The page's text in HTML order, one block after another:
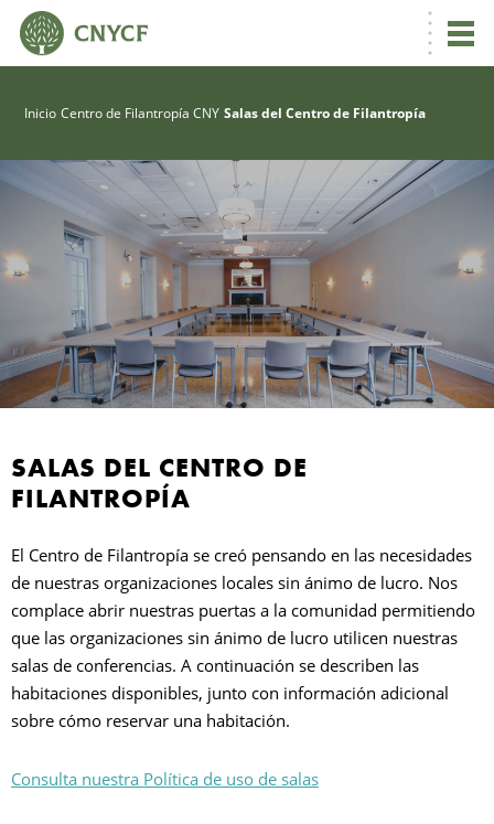
Inicio Centro de Filantropía CNY Salas del Centro de Filantropía
SALAS DEL CENTRO DE
FILANTROPÍA
El Centro de Filantropía se creó pensando en las necesidades
de nuestras organizaciones locales sin ánimo de lucro. Nos
complace abrir nuestras puertas a la comunidad permitiendo
que las organizaciones sin ánimo de lucro utilicen nuestras
salas de conferencias. A continuación se describen las
habitaciones disponibles, junto con información adicional
sobre cómo reservar una habitación.
Consulta nuestra Política de uso de salas